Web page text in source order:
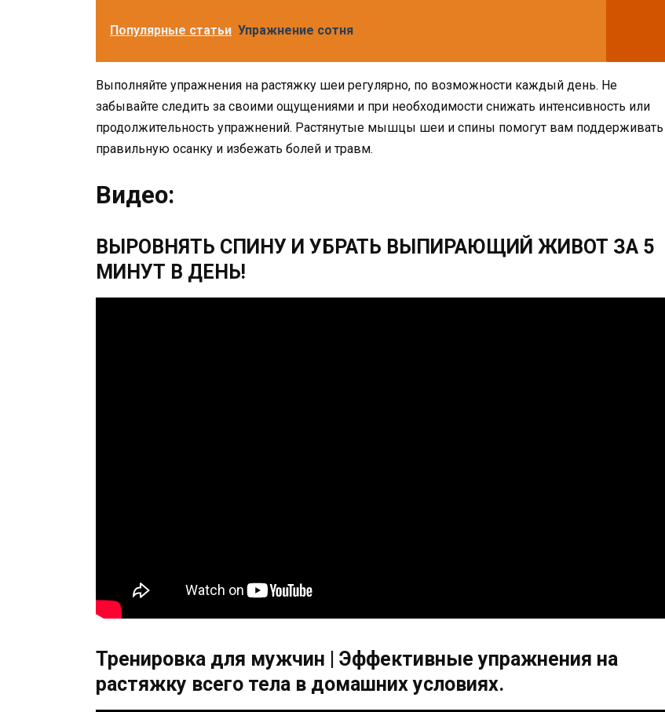
Популярные статьи Упражнение сотня
Выполняйте упражнения на растяжку шеи регулярно, по возможности каждый день. Не
забывайте следить за своими ощущениями и при необходимости снижать интенсивность или
продолжительность упражнений. Растянутые мышцы шеи и спины помогут вам поддерживать
правильную осанку и избежать болей и травм.
Видео:
ВЫРОВНЯТЬ СПИНУ И УБРАТЬ ВЫПИРАЮЩИЙ ЖИВОТ ЗА 5
МИНУТ В ДЕНЬ!
Тренировка для мужчин | Эффективные упражнения на
растяжку всего тела в домашних условиях.